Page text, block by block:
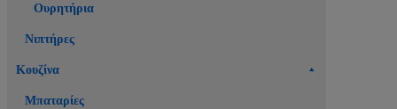
Ουρητήρια
Νιπτήρες
Κουζίνα
Μπαταρίες